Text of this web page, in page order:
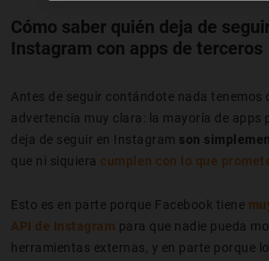
Cómo saber quién deja de
Instagram con apps de terceros
Antes de seguir contándote nada tenemos
advertencia muy clara: la mayoría de apps
deja de seguir en Instagram son
que ni siquiera cumplen con lo que
Esto es en parte porque Facebook tiene
API de Instagram para que nadie pueda
herramientas externas, y en parte porque